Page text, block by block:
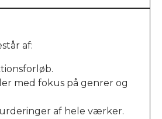
af:
med fokus på genrer og
af hele værker.